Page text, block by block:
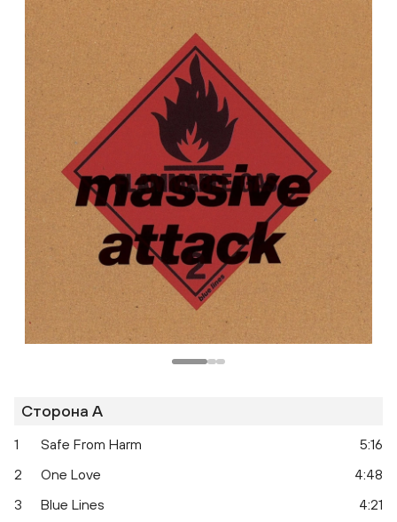
Скопировать ссылку
Вотсап
Телеграм
Макс
ВКонтакте
Одноклассники
Сторона A
1 Safe From Harm
5:16
2
One Love
4:48
3
Blue Lines
4:21